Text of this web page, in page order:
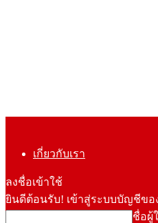
เกี่ยวกับเรา
ลงชื่อเข้าใช้
ยินดีต้อนรับ! เข้าสู่ระบบบัญชีข
ชื่อผู้